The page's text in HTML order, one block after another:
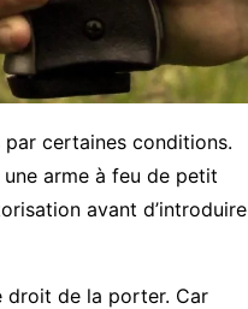
par certaines conditions.
arme à feu de petit
avant d’introduire
droit de la porter. Car